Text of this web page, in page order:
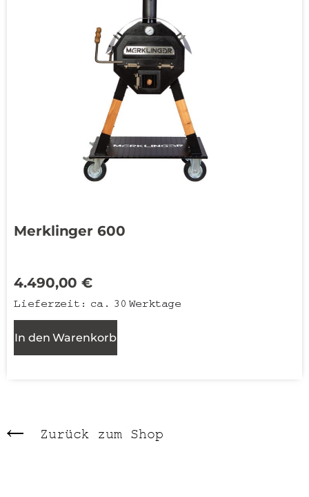
Merklinger 600
4.490,00€
Lieferzeit: ca. 30 Werktage
In den Warenkorb
Zurück zum Shop